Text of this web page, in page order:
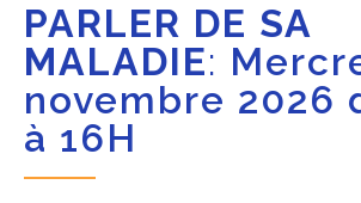
PARLER DE SA
MALADIE:
novembre 2026
à 16H